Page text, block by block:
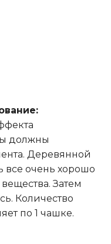
должны
Деревянной
очень хорошо
Затем
Количество
по 1 чашке.